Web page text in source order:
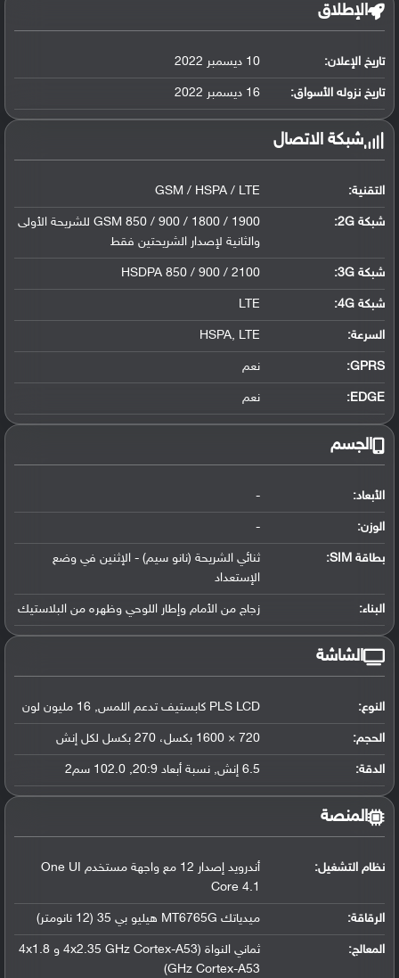
البطارية:
ليثيوم بوليمر سعة 5000 مللي أمبير, غير ق...
الإطلاق
تاريخ الإعلان: 10 ديسمبر 2022
تاريخ نزوله الأسواق: 16 ديسمبر 2022
شبكة الاتصال
التقنية: GSM / HSPA / LTE
شبكة 2G:
GSM 850 / 900 / 1800 / 1900 للشريحة الأولى
والثانية لإصدار الشريحتين فقط
شبكة 3G :
HSDPA 850 / 900 / 2100
شبكة 4G :
LTE
السرعة: HSPA, LTE
GPRS: نعم
EDGE: نعم
الجسم
الأبعاد: -
الوزن: -
بطاقة SIM:
ثنائي الشريحة (نانو سيم) - الإثنين في وضع
الإستعداد
البناء: زجاج من الأمام وإطار اللوحي وظهره من البلاستيك
الشاشة
النوع: PLS LCD كابستيف تدعم اللمس, 16 مليون لون
الحجم: 720 × 1600 بكسل، 270 بكسل لكل إنش
الدقة: 6.5 إنش, نسبة أبعاد 20:9, 102.0 سم2
المنصة
نظام التشغيل:
أندرويد إصدار 12 مع واجهة مستخدم One UI
Core 4.1
الرقاقة: ميدياتك MT6765G هيليو بي 35 (12 نانومتر)
المعالج:
ثماني النواة (4x2.35 GHz Cortex-A53 و 4x1.8
GHz Cortex-A53)